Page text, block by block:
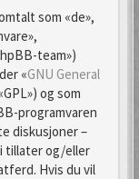
som «de»,
team»)
«GNU General
og som
programvaren
diskusjoner –
tillater og/eller
Hvis du vil